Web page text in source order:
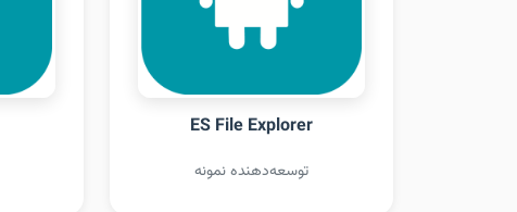
ES File Explorer
توسعه‌دهنده نمونه